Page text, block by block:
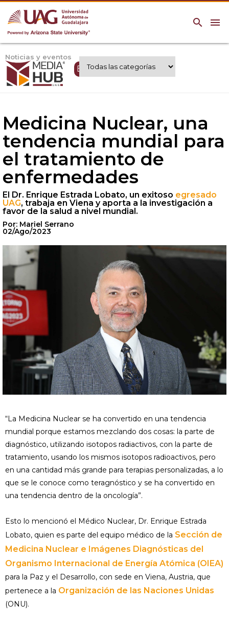
menu
search
Noticias y eventos
Expertos UAG
Medicina Nuclear, una
tendencia mundial para
el tratamiento de
enfermedades
El Dr. Enrique Estrada Lobato, un exitoso egresado
UAG, trabaja en Viena y aporta a la investigación a
favor de la salud a nivel mundial.
Por: Mariel Serrano
02/Ago/2023
“La Medicina Nuclear se ha convertido en una tendencia
mundial porque estamos mezclando dos cosas: la parte de
diagnóstico, utilizando isotopos radiactivos, con la parte de
tratamiento, usando los mismos isotopos radioactivos, pero
en una cantidad más grande para terapias personalizadas, a lo
que se le conoce como teragnóstico y se ha convertido en
una tendencia dentro de la oncología”.
Esto lo mencionó el Médico Nuclear, Dr. Enrique Estrada
Lobato, quien es parte del equipo médico de la Sección de
Medicina Nuclear e Imágenes Diagnósticas del
Organismo Internacional de Energía Atómica (OIEA)
para la Paz y el Desarrollo, con sede en Viena, Austria, que
pertenece a la Organización de las Naciones Unidas
(ONU).